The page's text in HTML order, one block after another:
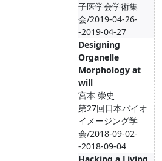
子医学会学術集
会/2019-04-26-
-2019-04-27
Designing
Organelle
Morphology at
will
宮本 崇史
第27回日本バイオ
イメージング学
会/2018-09-02-
-2018-09-04